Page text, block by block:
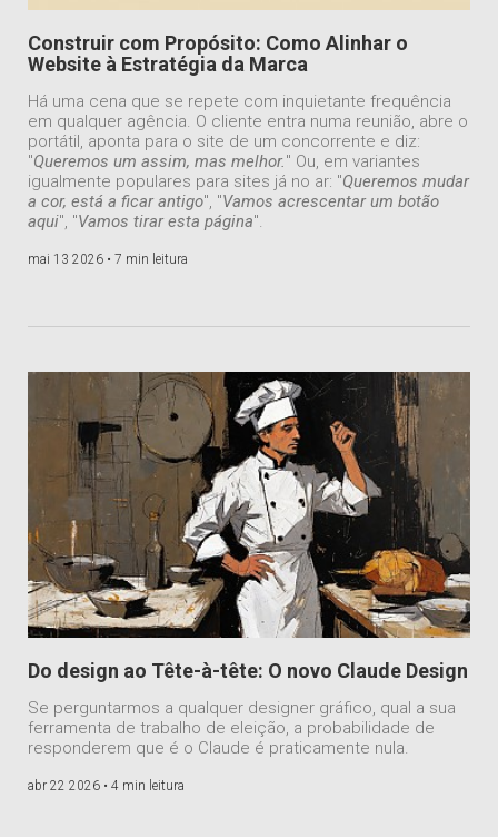
Construir com Propósito: Como Alinhar o
Website à Estratégia da Marca
Há uma cena que se repete com inquietante frequência
em qualquer agência. O cliente entra numa reunião, abre o
portátil, aponta para o site de um concorrente e diz:
"Queremos um assim, mas melhor." Ou, em variantes
igualmente populares para sites já no ar: "Queremos mudar
a cor, está a ficar antigo", "Vamos acrescentar um botão
aqui", "Vamos tirar esta página".
mai 13 2026 • 7 min leitura
Do design ao Tête-à-tête: O novo Claude Design
Se perguntarmos a qualquer designer gráfico, qual a sua
ferramenta de trabalho de eleição, a probabilidade de
responderem que é o Claude é praticamente nula.
abr 22 2026 • 4 min leitura